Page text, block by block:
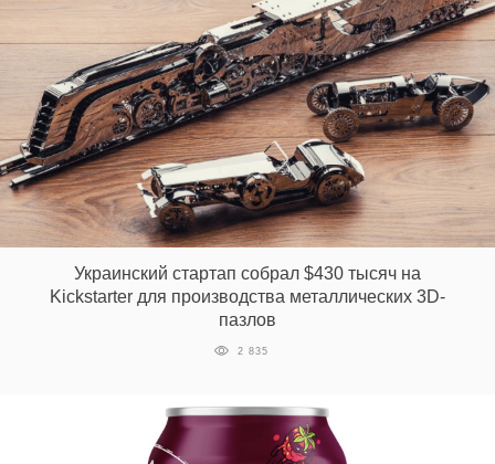
Украинский стартап собрал $430 тысяч на
Kickstarter для производства металлических 3D-
пазлов
2 835